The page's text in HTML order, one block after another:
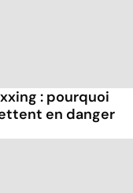
: pourquoi
en danger